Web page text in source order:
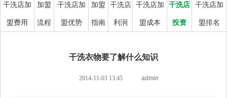
干洗店加
盟费用
加盟
流程
干洗店加
盟优势
加盟
指南
干洗店
利润
干洗店加
盟成本
干洗店
投资
干洗店加
盟排名
干洗衣物要了解什么知识
2014-11-03 13:45 admin